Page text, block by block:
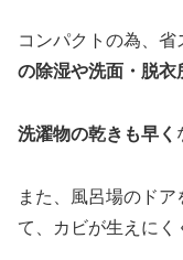
コンパクトの為、省
の除湿や洗面・脱衣
洗濯物の乾きも早く
また、風呂場のドア
て、カビが生えにく